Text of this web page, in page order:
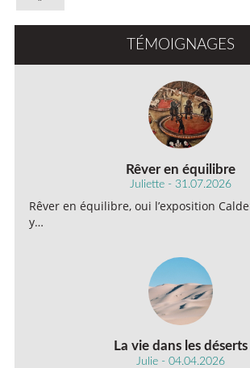
TÉMOIGNAGES
Rêver en équilibre
Juliette - 31.07.2026
Rêver en équilibre, oui l’exposition
y…
La vie dans les déserts
Julie - 04.04.2026